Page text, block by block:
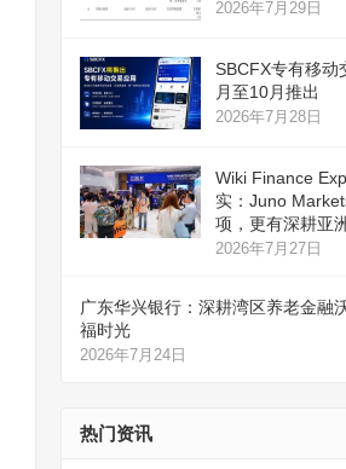
2026年7月29日
SBCFX专有移动
月至10月推出
2026年7月28日
Wiki Finance
实：Juno
项，更有深耕亚
2026年7月27日
广东华兴银行：深耕湾区养老金融
福时光
2026年7月24日
热门资讯